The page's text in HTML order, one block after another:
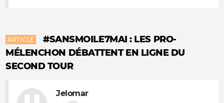
ARTICLE
#SANSMOILE7MAI : LES PRO-
MÉLENCHON DÉBATTENT EN LIGNE DU
SECOND TOUR
Jelomar